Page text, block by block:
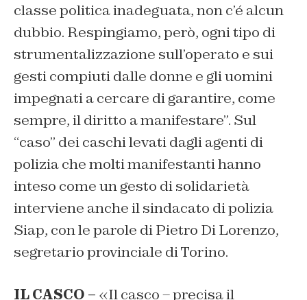
classe politica inadeguata, non c’é alcun
dubbio. Respingiamo, però, ogni tipo di
strumentalizzazione sull’operato e sui
gesti compiuti dalle donne e gli uomini
impegnati a cercare di garantire, come
sempre, il diritto a manifestare”. Sul
“caso” dei caschi levati dagli agenti di
polizia che molti manifestanti hanno
inteso come un gesto di solidarietà
interviene anche il sindacato di polizia
Siap, con le parole di Pietro Di Lorenzo,
segretario provinciale di Torino.
IL CASCO – «Il casco – precisa il